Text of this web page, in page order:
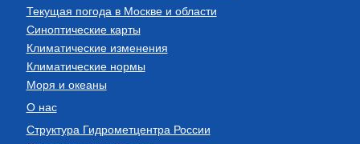
Текущая погода в Москве и области
Синоптические карты
Климатические изменения
Климатические нормы
Моря и океаны
О нас
Структура Гидрометцентра России